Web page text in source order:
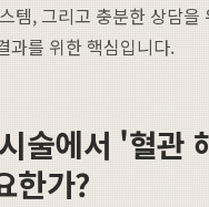
템, 그리고 충분한 상담을
과를 위한 핵심입니다.
술에서 '혈관
한가?